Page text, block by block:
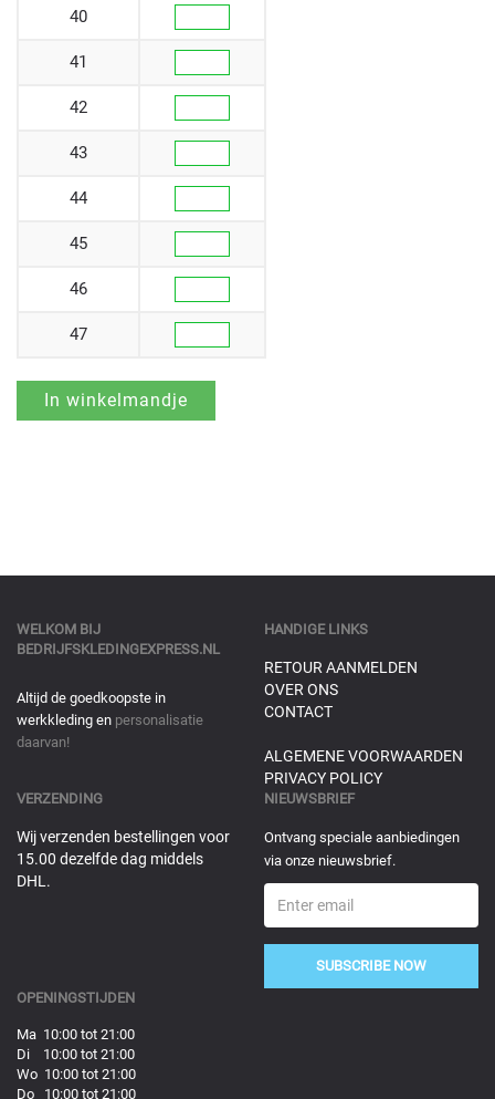
40
41
42
43
44
45
46
47
WELKOM BIJ
BEDRIJFSKLEDINGEXPRESS.NL
Altijd de goedkoopste in
werkkleding en personalisatie
daarvan!
HANDIGE LINKS
RETOUR AANMELDEN
OVER ONS
CONTACT
ALGEMENE VOORWAARDEN
PRIVACY POLICY
VERZENDING
Wij verzenden bestellingen voor
15.00 dezelfde dag middels
DHL.
NIEUWSBRIEF
Ontvang speciale aanbiedingen
via onze nieuwsbrief.
SUBSCRIBE NOW
OPENINGSTIJDEN
Ma 10:00 tot 21:00
Di 10:00 tot 21:00
Wo 10:00 tot 21:00
Do 10:00 tot 21:00